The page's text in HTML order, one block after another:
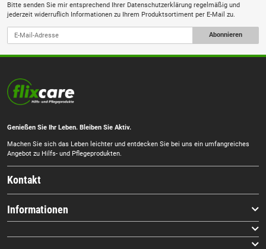
Bitte senden Sie mir entsprechend Ihrer Datenschutzerklärung regelmäßig und
jederzeit widerruflich Informationen zu Ihrem Produktsortiment per E-Mail zu.
Abonnieren
Genießen Sie Ihr Leben. Bleiben Sie Aktiv.
Machen Sie sich das Leben leichter und entdecken Sie bei uns ein umfangreiches
Angebot zu Hilfs- und Pflegeprodukten.
Kontakt
Informationen